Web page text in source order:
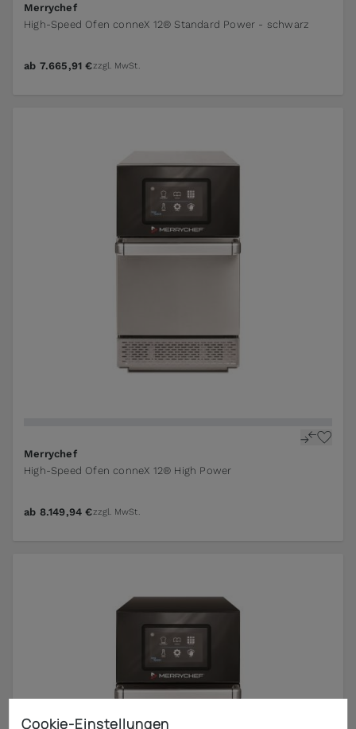
Merrychef
High-Speed Ofen conneX 12® Standard Power - schwarz
ab 7.665,91 €zzgl. MwSt.
Merrychef
High-Speed Ofen conneX 12® High Power
ab 8.149,94 €zzgl. MwSt.
Cookie-Einstellungen